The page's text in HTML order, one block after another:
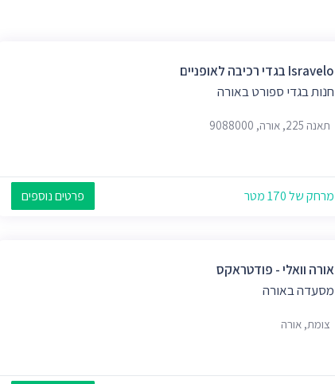
Isravelo בגדי רכיבה לאופניים
חנות בגדי ספורט באורה
תאנה 225, אורה, 9088000
מרחק של 170 מטר פרטים נוספים
אורה וואלי - פודטראקס
מסעדה באורה
צומת, אורה